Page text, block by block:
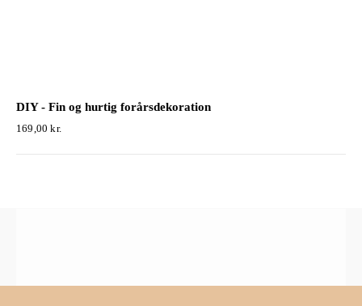
DIY - Fin og hurtig forårsdekoration
169,00kr.